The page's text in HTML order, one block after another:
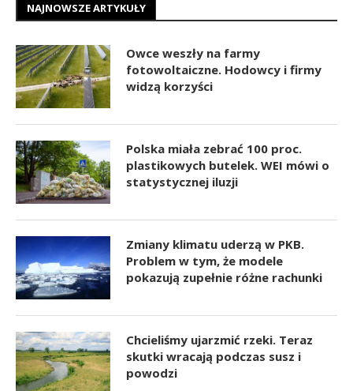
NAJNOWSZE ARTYKUŁY
Owce weszły na farmy
fotowoltaiczne. Hodowcy i firmy
widzą korzyści
Polska miała zebrać 100 proc.
plastikowych butelek. WEI mówi o
statystycznej iluzji
Zmiany klimatu uderzą w PKB.
Problem w tym, że modele
pokazują zupełnie różne rachunki
Chcieliśmy ujarzmić rzeki. Teraz
skutki wracają podczas susz i
powodzi